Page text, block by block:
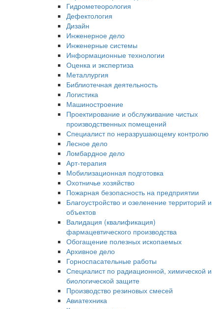
Гидрометеорология
Дефектология
Дизайн
Инженерное дело
Инженерные системы
Информационные технологии
Оценка и экспертиза
Металлургия
Библиотечная деятельность
Логистика
Машиностроение
Проектирование и обслуживание чистых
производственных помещений
Специалист по неразрушающему контролю
Лесное дело
Ломбардное дело
Арт-терапия
Мобилизационная подготовка
Охотничье хозяйство
Пожарная безопасность на предприятии
Благоустройство и озеленение территорий и
объектов
Валидация (квалификация)
фармацевтического производства
Обогащение полезных ископаемых
Архивное дело
Горноспасательные работы
Специалист по радиационной, химической и
биологической защите
Производство резиновых смесей
Авиатехника